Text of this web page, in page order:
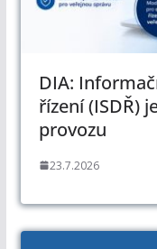
DIA:
řízení (ISDŘ)
provozu
23.7.2026